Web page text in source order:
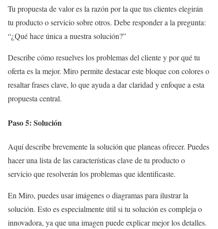
Tu propuesta de valor es la razón por la que tus clientes elegirán
tu producto o servicio sobre otros. Debe responder a la pregunta:
“¿Qué hace única a nuestra solución?”
Describe cómo resuelves los problemas del cliente y por qué tu
oferta es la mejor. Miro permite destacar este bloque con colores o
resaltar frases clave, lo que ayuda a dar claridad y enfoque a esta
propuesta central.
Paso 5: Solución
Aquí describe brevemente la solución que planeas ofrecer. Puedes
hacer una lista de las características clave de tu producto o
servicio que resolverán los problemas que identificaste.
En Miro, puedes usar imágenes o diagramas para ilustrar la
solución. Esto es especialmente útil si tu solución es compleja o
innovadora, ya que una imagen puede explicar mejor los detalles.